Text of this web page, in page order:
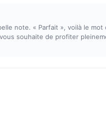
note. « Parfait », voilà le
souhaite de profiter